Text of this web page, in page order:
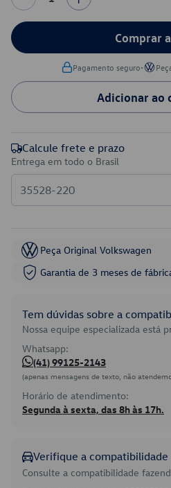
Comprar
Pagamento seguro•
Adicionar ao
Calcule frete e prazo
Entrega em todo o Brasil
Peça Original Volkswagen
Garantia de 3 meses de
Tem dúvidas sobre a
Nossa equipe especializada está
Whatsapp:
(41) 99125-2143
(apenas mensagens de texto, não
Horário de atendimento:
Segunda à sexta, das 8h às 17h.
Verifique a compatibilidade
Consulte a compatibilidade